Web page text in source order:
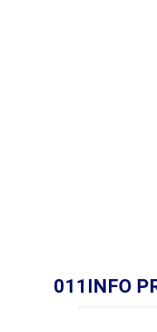
011INFO